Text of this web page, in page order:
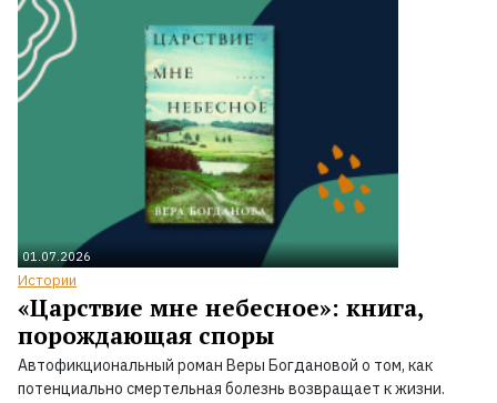
01.07.2026
Истории
«Царствие мне небесное»: книга,
порождающая споры
Автофикциональный роман Веры Богдановой о том, как
потенциально смертельная болезнь возвращает к жизни.